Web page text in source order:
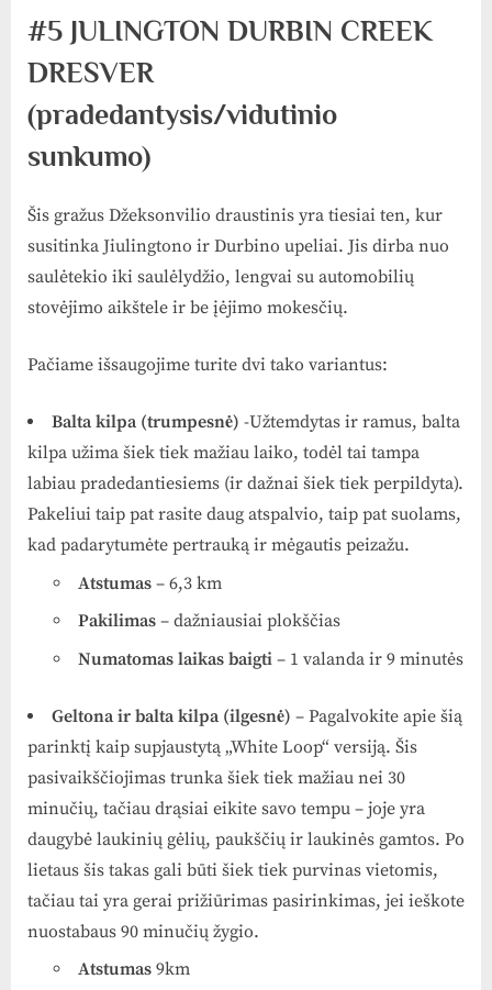
#5 JULINGTON DURBIN CREEK
DRESVER
(pradedantysis/vidutinio
sunkumo)
Šis gražus Džeksonvilio draustinis yra tiesiai ten, kur
susitinka Jiulingtono ir Durbino upeliai. Jis dirba nuo
saulėtekio iki saulėlydžio, lengvai su automobilių
stovėjimo aikštele ir be įėjimo mokesčių.
Pačiame išsaugojime turite dvi tako variantus:
Balta kilpa (trumpesnė) -Užtemdytas ir ramus, balta
kilpa užima šiek tiek mažiau laiko, todėl tai tampa
labiau pradedantiesiems (ir dažnai šiek tiek perpildyta).
Pakeliui taip pat rasite daug atspalvio, taip pat suolams,
kad padarytumėte pertrauką ir mėgautis peizažu.
Atstumas – 6,3 km
Pakilimas – dažniausiai plokščias
Numatomas laikas baigti – 1 valanda ir 9 minutės
Geltona ir balta kilpa (ilgesnė) – Pagalvokite apie šią
parinktį kaip supjaustytą „White Loop“ versiją. Šis
pasivaikščiojimas trunka šiek tiek mažiau nei 30
minučių, tačiau drąsiai eikite savo tempu – joje yra
daugybė laukinių gėlių, paukščių ir laukinės gamtos. Po
lietaus šis takas gali būti šiek tiek purvinas vietomis,
tačiau tai yra gerai prižiūrimas pasirinkimas, jei ieškote
nuostabaus 90 minučių žygio.
Atstumas 9km